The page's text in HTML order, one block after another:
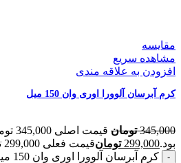
مقایسه
مشاهده سریع
افزودن به علاقه مندی
کرم آبرسان آلوورا اوری وان 150 میل
345,000 تومان
قیمت اصلی
بود.299,000 تومانقیمت فعلی 299,000 تومان است.
کرم آبرسان آلوورا اوری وان 150 میل عدد